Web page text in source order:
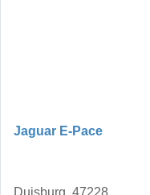
Jaguar E-Pace
Duisburg, 47228